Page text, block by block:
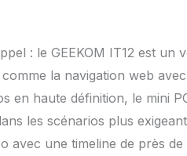
: le GEEKOM IT12 est un
la navigation web
en haute définition, le mini
les scénarios plus
avec une timeline de près